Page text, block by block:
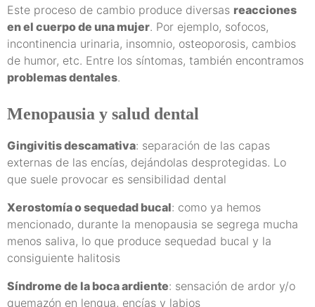
Este proceso de cambio produce diversas reacciones
en el cuerpo de una mujer. Por ejemplo, sofocos,
incontinencia urinaria, insomnio, osteoporosis, cambios
de humor, etc. Entre los síntomas, también encontramos
problemas dentales.
Menopausia y salud dental
Gingivitis descamativa: separación de las capas
externas de las encías, dejándolas desprotegidas. Lo
que suele provocar es sensibilidad dental
Xerostomía o sequedad bucal: como ya hemos
mencionado, durante la menopausia se segrega mucha
menos saliva, lo que produce sequedad bucal y la
consiguiente halitosis
Síndrome de la boca ardiente: sensación de ardor y/o
quemazón en lengua, encías y labios